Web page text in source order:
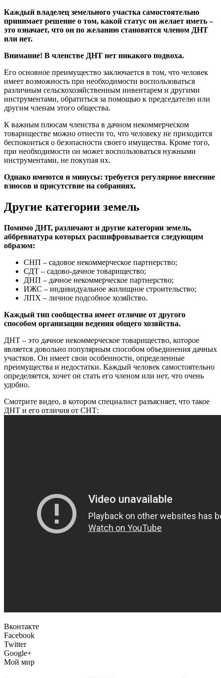
Каждый владелец земельного участка самостоятельно
принимает решение о том, какой статус он желает иметь –
это означает, что он по желанию становится членом ДНТ
или нет.
Внимание! В членстве ДНТ нет никакого подвоха.
Его основное преимущество заключается в том, что человек
имеет возможность при необходимости воспользоваться
различным сельскохозяйственным инвентарем и другими
инструментами, обратиться за помощью к председателю или
другим членам этого общества.
К важным плюсам членства в дачном некоммерческом
товариществе можно отнести то, что человеку не приходится
беспокоиться о безопасности своего имущества. Кроме того,
при необходимости он может воспользоваться нужными
инструментами, не покупая их.
Однако имеются и минусы: требуется регулярное внесение
взносов и присутствие на собраниях.
Другие категории земель
Помимо ДНТ, различают и другие категории земель,
аббревиатура которых расшифровывается следующим
образом:
СНП – садовое некоммерческое партнерство;
СДТ – садово-дачное товарищество;
ДНП – дачное некоммерческое партнерство;
ИЖС – индивидуальное жилищное строительство;
ЛПХ – личное подсобное хозяйство.
Каждый тип сообщества имеет отличие от другого
способом организации ведения общего хозяйства.
ДНТ – это дачное некоммерческое товарищество, которое
является довольно популярным способом объединения дачных
участков. Он имеет свои особенности, определенные
преимущества и недостатки. Каждый человек самостоятельно
определяется, хочет он стать его членом или нет, что очень
удобно.
Смотрите видео, в котором специалист разъясняет, что такое
ДНТ и его отличия от СНТ:
Вконтакте
Facebook
Twitter
Google+
Мой мир